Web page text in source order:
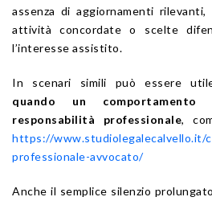
assenza di aggiornamenti
attività concordate o scelte
l’interesse assistito.
In scenari simili può essere
quando un
responsabilità professionale,
https://www.studiolegalecalvello.it/
professionale-avvocato/
Anche il semplice silenzio